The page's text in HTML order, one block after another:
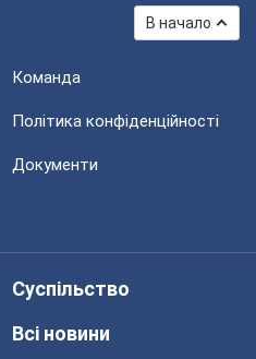
В начало
Команда
Політика конфіденційності
Документи
Суспільство
Всі новини